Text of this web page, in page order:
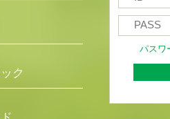
ク
パスワ